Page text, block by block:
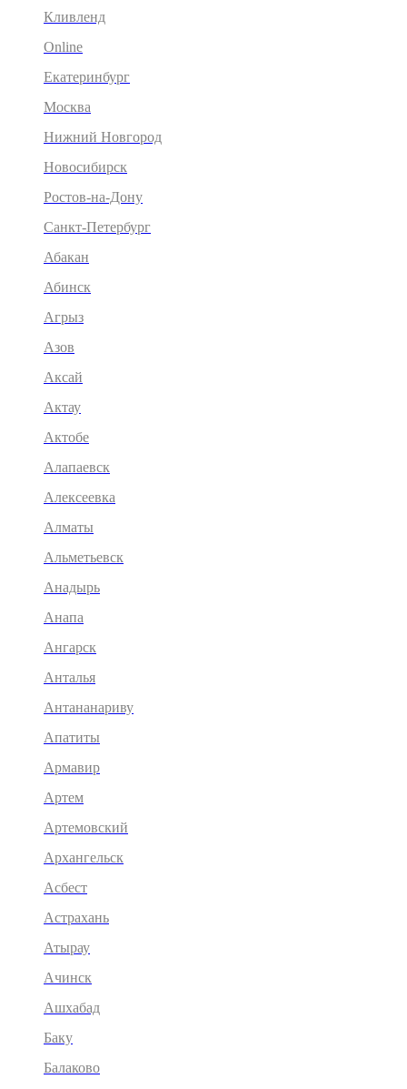
Кливленд
Online
Екатеринбург
Москва
Нижний Новгород
Новосибирск
Ростов-на-Дону
Санкт-Петербург
Абакан
Абинск
Агрыз
Азов
Аксай
Актау
Актобе
Алапаевск
Алексеевка
Алматы
Альметьевск
Анадырь
Анапа
Ангарск
Анталья
Антананариву
Апатиты
Армавир
Артем
Артемовский
Архангельск
Асбест
Астрахань
Атырау
Ачинск
Ашхабад
Баку
Балаково